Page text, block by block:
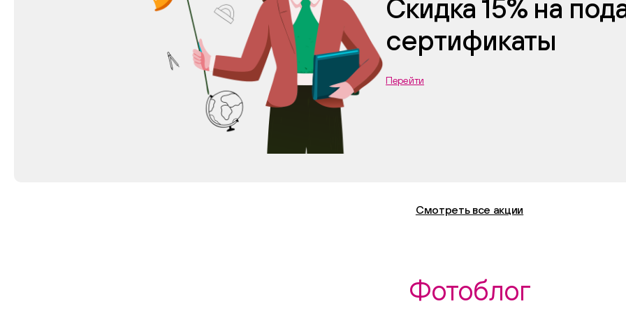
Скидка 15% на
сертификаты
Перейти
Смотреть все акции
Фотоблог